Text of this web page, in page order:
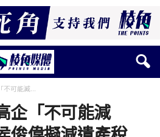
不可能減...
企「不可能減